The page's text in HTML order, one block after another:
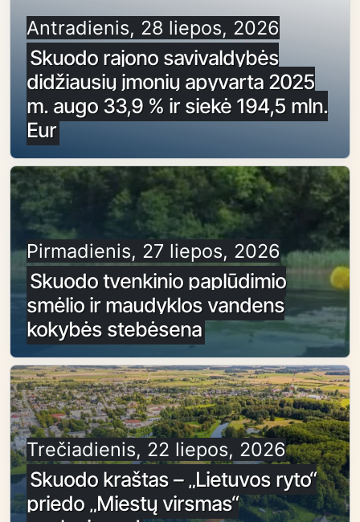
Antradienis, 28 liepos, 2026
Skuodo rajono savivaldybės
didžiausių įmonių apyvarta 2025
m. augo 33,9 % ir siekė 194,5 mln.
Eur
Pirmadienis, 27 liepos, 2026
Skuodo tvenkinio paplūdimio
smėlio ir maudyklos vandens
kokybės stebėsena
Trečiadienis, 22 liepos, 2026
Skuodo kraštas – „Lietuvos ryto“
priedo „Miestų virsmas“